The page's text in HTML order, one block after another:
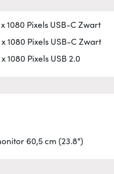
1080 Pixels USB-C Zwart
1080 Pixels USB-C Zwart
1080 Pixels USB 2.0
60,5 cm (23.8")